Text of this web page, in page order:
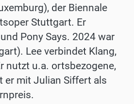
der Biennale
Stuttgart. Er
Pony Says. 2024 war
Lee verbindet Klang,
nutzt u.a. ortsbezogene,
er mit Julian Siffert als